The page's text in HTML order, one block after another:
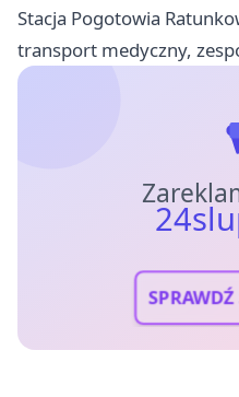
Stacja Pogotowia
transport medyczny,